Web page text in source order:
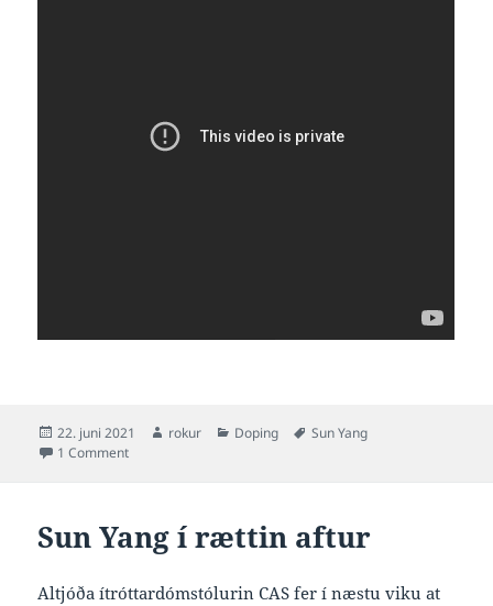
Posted
on
22. juni 2021 Author
rokur Categories
Doping Tags
Sun Yang
1 Commenton Sun Yang aftur dopingdóm, stytri enn seinast men tó
Sun Yang í rættin aftur
Altjóða ítróttardómstólurin CAS fer í næstu viku at